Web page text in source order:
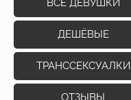
ВСЕ ДЕВУШКИ
ДЕШЁВЫЕ
ТРАНССЕКСУАЛКИ
ОТЗЫВЫ